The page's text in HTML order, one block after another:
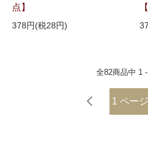
点】
378円(税28円)
全82商品中 1
1 ペー